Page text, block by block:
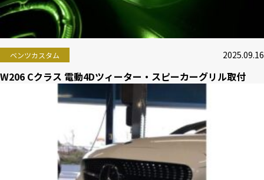
ベンツカスタム 2025.09.16
W206 Cクラス 電動4Dツィーター・スピーカーグリル取付